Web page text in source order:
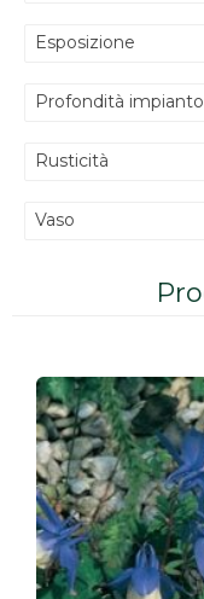
Esposizione
Profondità impianto
Rusticità
Vaso